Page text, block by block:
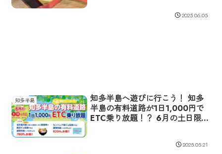
2025.06.05
知多半島
知多半島へ遊びに行こう！ 知多
半島の有料道路が1日1,000円で
ETC乗り放題！？ 6月の土日限定
2025.05.21